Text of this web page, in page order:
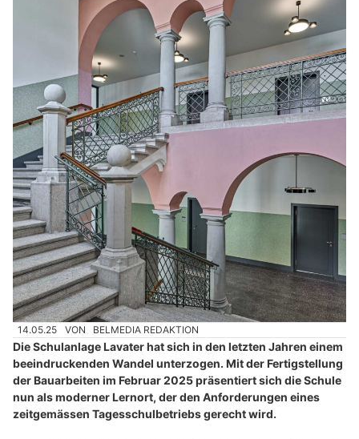
14.05.25 VON BELMEDIA REDAKTION
Die Schulanlage Lavater hat sich in den letzten Jahren einem
beeindruckenden Wandel unterzogen. Mit der Fertigstellung
der Bauarbeiten im Februar 2025 präsentiert sich die Schule
nun als moderner Lernort, der den Anforderungen eines
zeitgemässen Tagesschulbetriebs gerecht wird.